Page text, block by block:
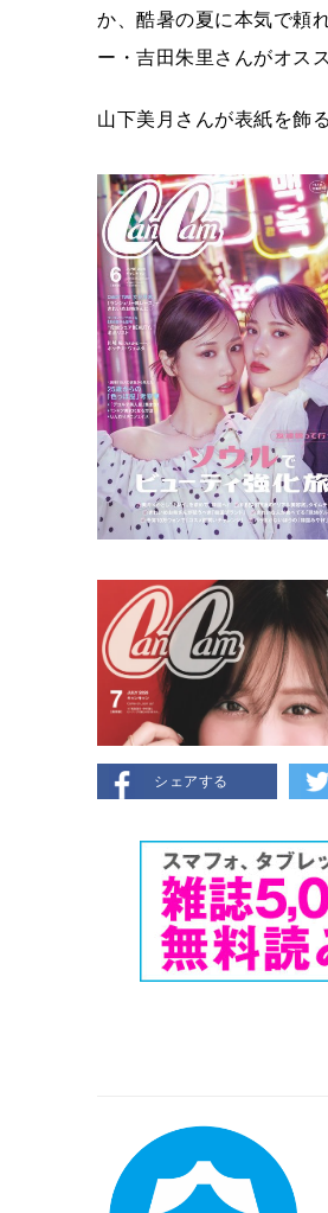
か、酷暑の夏に本気で頼
ー・吉田朱里さんがオス
山下美月さんが表紙を飾
シェアする